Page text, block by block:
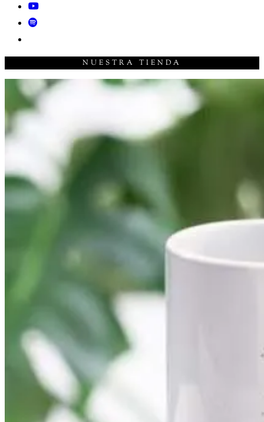
NUESTRA TIENDA